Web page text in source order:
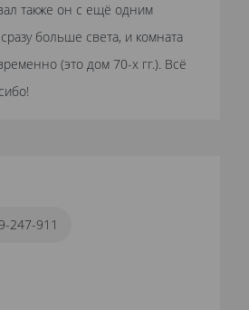
также он с ещё одним
больше света, и комната
(это дом 70-х гг.). Всё
247-911